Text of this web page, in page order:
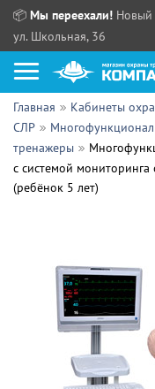
📦 Мы переехали! Новый
ул. Школьная, 36
Как купить?
Прайс-листы
Сотрудничество
Поставщикам
Обзоры
Контакты
Выдача продукции:
Главная Кабинеты
СЛР
тренажеры
с системой
(ребёнок 5 лет)